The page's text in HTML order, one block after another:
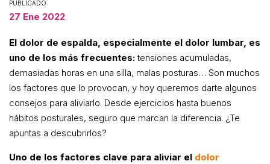
PUBLICADO
27 Ene 2022
El dolor de espalda, especialmente el dolor lumbar, es
uno de los más frecuentes:tensiones acumuladas,
demasiadas horas en una silla, malas posturas… Son muchos
los factores que lo provocan, y hoy queremos darte algunos
consejos para aliviarlo. Desde ejercicios hasta buenos
hábitos posturales, seguro que marcan la diferencia. ¿Te
apuntas a descubrirlos?
Uno de los factores clave para aliviar el dolor